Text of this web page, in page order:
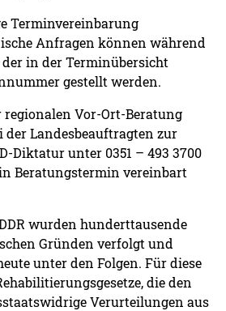
Terminvereinbarung
Anfragen können während
in der Terminübersicht
gestellt werden.
Vor-Ort-Beratung
Landesbeauftragten zur
Diktatur unter 0351 – 493 3700
Beratungstermin vereinbart
wurden hunderttausende
Gründen verfolgt und
unter den Folgen. Für diese
die den
Verurteilungen aus